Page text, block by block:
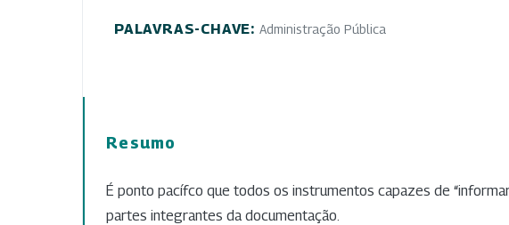
PALAVRAS-CHAVE: Administração Pública
Resumo
É ponto pacífco que todos os instrumentos capazes de
partes integrantes da documentação.